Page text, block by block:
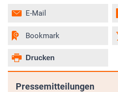
E-Mail
Bookmark
Drucken
Pressemitteilungen